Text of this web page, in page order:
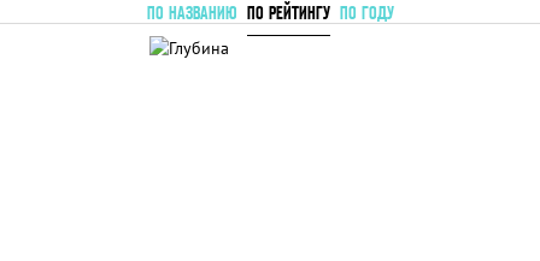
ПО НАЗВАНИЮ ПО РЕЙТИНГУ ПО ГОДУ